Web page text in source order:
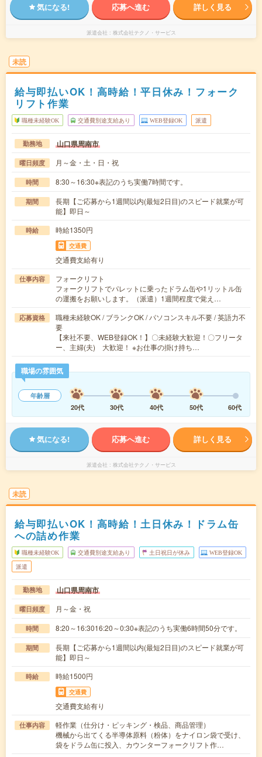
気になる! 応募へ進む 詳しく見る
派遣会社 株式会社テクノ・サービス
未読
給与即払いOK！高時給！平日休み！フォーク
リフト作業
職種未経験OK 交通費別途支給あり WEB登録OK 派遣
勤務地 山口県周南市
曜日頻度 月～金・土・日・祝
時間 8:30～16:30※表記のうち実働7時間です。
期間
長期【ご応募から1週間以内(最短2日目)のスピード就業が可
能】即日～
時給 時給1350円
交通費
交通費支給有り
仕事内容
フォークリフト
フォークリフトでパレットに乗ったドラム缶や1リットル缶
の運搬をお願いします。（派遣）1週間程度で覚え…
応募資格
職種未経験OK / ブランクOK / パソコンスキル不要 / 英語力不
要
【来社不要、WEB登録OK！】〇未経験大歓迎！〇フリータ
ー、主婦(夫) 大歓迎！ ※お仕事の掛け持ち…
職場の雰囲気
年齢層
20代
30代 40代 50代 60代
気になる! 応募へ進む 詳しく見る
派遣会社 株式会社テクノ・サービス
未読
給与即払いOK！高時給！土日休み！ドラム缶
への詰め作業
職種未経験OK 交通費別途支給あり 土日祝日が休み WEB登録OK
派遣
勤務地 山口県周南市
曜日頻度 月～金・祝
時間 8:20～16:3016:20～0:30※表記のうち実働6時間50分です。
期間
長期【ご応募から1週間以内(最短2日目)のスピード就業が可
能】即日～
時給 時給1500円
交通費
交通費支給有り
仕事内容
軽作業（仕分け・ピッキング・検品、商品管理）
機械から出てくる半導体原料（粉体）をナイロン袋で受け、
袋をドラム缶に投入、カウンターフォークリフト作…